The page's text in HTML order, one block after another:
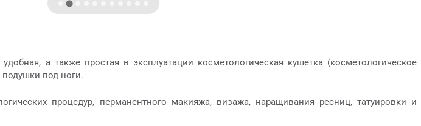
а также простая в эксплуатации косметологическая кушетка (косметологическое
под ноги.
процедур, перманентного макияжа, визажа, наращивания ресниц, татуировки и